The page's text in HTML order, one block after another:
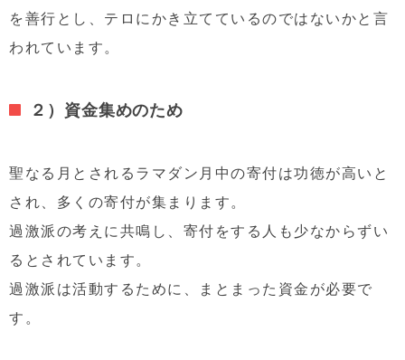
を善行とし、テロにかき立てているのではないかと言
われています。
２）資金集めのため
聖なる月とされるラマダン月中の寄付は功徳が高いと
され、多くの寄付が集まります。
過激派の考えに共鳴し、寄付をする人も少なからずい
るとされています。
過激派は活動するために、まとまった資金が必要で
す。